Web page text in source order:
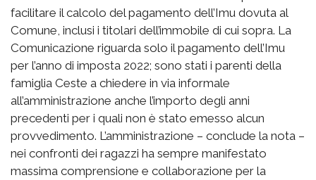
facilitare il calcolo del pagamento dell’Imu dovuta al
Comune, inclusi i titolari dell’immobile di cui sopra. La
Comunicazione riguarda solo il pagamento dell’Imu
per l’anno di imposta 2022; sono stati i parenti della
famiglia Ceste a chiedere in via informale
all’amministrazione anche l’importo degli anni
precedenti per i quali non è stato emesso alcun
provvedimento. L’amministrazione – conclude la nota –
nei confronti dei ragazzi ha sempre manifestato
massima comprensione e collaborazione per la